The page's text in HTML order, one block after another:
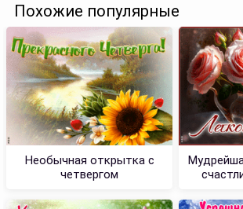
Похожие популярные
Необычная открытка с
четвергом